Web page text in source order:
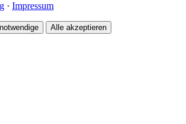
· Impressum
Alle akzeptieren